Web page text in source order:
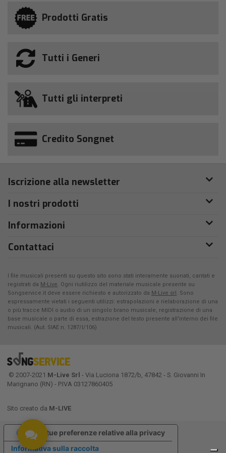
Prodotti Gratis
Tutti i Generi
Tutti gli interpreti
Credito Songnet
Iscrizione alla newsletter
I nostri prodotti
Informazioni
Contattaci
I file musicali presenti su questo sito sono stati interamente suonati, cantati e
registrati da M-Live. Ogni riutilizzo del materiale musicale presente su
Songservice.it deve essere richiesto e autorizzato da M-Live srl . Sono
espressamente vietati i seguenti utilizzi: estrapolazioni e rielaborazione di una
o più tracce MIDI o audio di un singolo brano musicale, registrazione di una
base musicale o parte di essa, estrazione del testo presente all'interno dei file
musicali. (Aut. SIAE n. 1287/I/106)
© 2007-2021 M-Live Srl - Via Luciona 1872/b, 47842 - S. Giovanni In
Marignano (RN) - P.IVA 03127860405
Sito creato da M-LIVE
Informativa sulla raccolta
Le tue preferenze relative alla privacy